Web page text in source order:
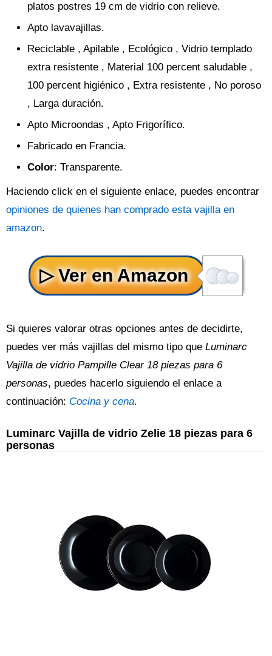
platos postres 19 cm de vidrio con relieve.
Apto lavavajillas.
Reciclable , Apilable , Ecológico , Vidrio templado
extra resistente , Material 100 percent saludable ,
100 percent higiénico , Extra resistente , No poroso
, Larga duración.
Apto Microondas , Apto Frigorífico.
Fabricado en Francia.
Color: Transparente.
Haciendo click en el siguiente enlace, puedes encontrar
opiniones de quienes han comprado esta vajilla en
amazon.
Si quieres valorar otras opciones antes de decidirte,
puedes ver más vajillas del mismo tipo que Luminarc
Vajilla de vidrio Pampille Clear 18 piezas para 6
personas, puedes hacerlo siguiendo el enlace a
continuación: Cocina y cena.
Luminarc Vajilla de vidrio Zelie 18 piezas para 6
personas